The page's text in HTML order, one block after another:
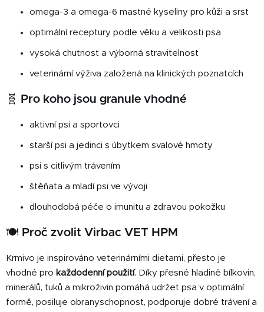
omega-3 a omega-6 mastné kyseliny pro kůži a srst
optimální receptury podle věku a velikosti psa
vysoká chutnost a výborná stravitelnost
veterinární výživa založená na klinických poznatcích
🧬 Pro koho jsou granule vhodné
aktivní psi a sportovci
starší psi a jedinci s úbytkem svalové hmoty
psi s citlivým trávením
štěňata a mladí psi ve vývoji
dlouhodobá péče o imunitu a zdravou pokožku
🍽 Proč zvolit Virbac VET HPM
Krmivo je inspirováno veterinárními dietami, přesto je
vhodné pro každodenní použití. Díky přesné hladině bílkovin,
minerálů, tuků a mikroživin pomáhá udržet psa v optimální
formě, posiluje obranyschopnost, podporuje dobré trávení a